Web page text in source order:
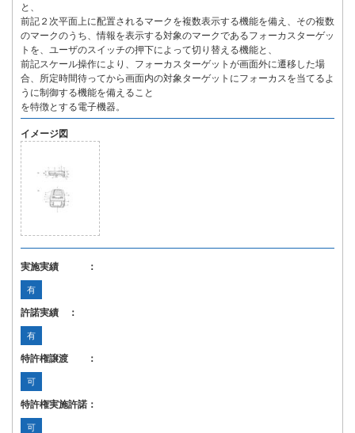
と、
前記２次平面上に配置されるマークを複数表示する機能を備え、その複数
のマークのうち、情報を表示する対象のマークであるフォーカスターゲッ
トを、ユーザのスイッチの押下によって切り替える機能と、
前記スケール操作により、フォーカスターゲットが画面外に遷移した場
合、所定時間待ってから画面内の対象ターゲットにフォーカスを当てるよ
うに制御する機能を備えること
を特徴とする電子機器。
イメージ図
実施実績 ：
有
許諾実績 ：
有
特許権譲渡 ：
可
特許権実施許諾：
可